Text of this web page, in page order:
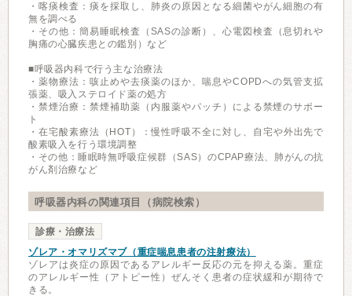
・喀痰検査：痰を採取し、肺炎の原因となる細菌やがん細胞の有
無を調べる
・その他：簡易睡眠検査（SASの診断）、心電図検査（息切れや
胸痛の心臓疾患との鑑別）など
■呼吸器内科で行う主な治療法
・薬物療法：咳止めや去痰薬のほか、喘息やCOPDへの気管支拡
張薬、吸入ステロイド薬の処方
・禁煙治療：禁煙補助薬（内服薬やパッチ）による禁煙のサポー
ト
・在宅酸素療法（HOT）：慢性呼吸不全に対し、自宅や外出先で
酸素吸入を行う環境調整
・その他：睡眠時無呼吸症候群（SAS）のCPAP療法、肺がんの抗
がん剤治療など
呼吸器内科の関連項目（病院検索）
診療・治療法
ゾレア・オマリズマブ（重症喘息患者の注射療法）
ゾレアは炎症の原因であるアレルギー反応の元を抑える薬。重症
のアレルギー性（アトピー性）ぜんそく患者の症状緩和が期待で
きる。